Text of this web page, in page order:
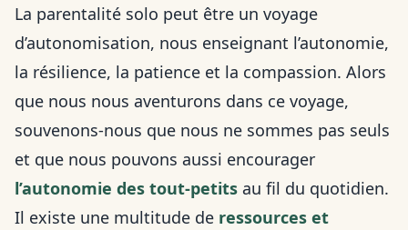
La parentalité solo peut être un voyage
d’autonomisation, nous enseignant l’autonomie,
la résilience, la patience et la compassion. Alors
que nous nous aventurons dans ce voyage,
souvenons-nous que nous ne sommes pas seuls
et que nous pouvons aussi encourager
l’autonomie des tout-petits au fil du quotidien.
Il existe une multitude de ressources et